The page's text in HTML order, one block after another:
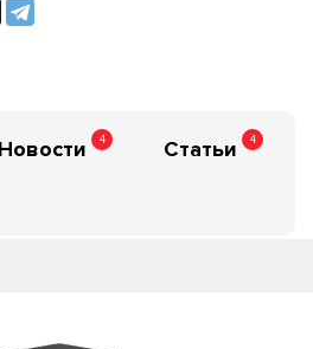
Новости 4 Статьи 4